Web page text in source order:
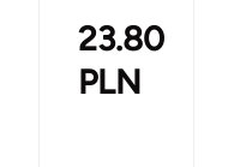
23.80
PLN